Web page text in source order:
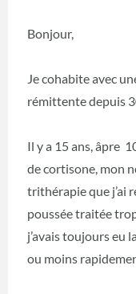
Bonjour,
Je cohabite avec
rémittente depuis
Il y a 15 ans, âpre
de cortisone, mon
trithérapie que j’ai
poussée traitée
j’avais toujours eu
ou moins